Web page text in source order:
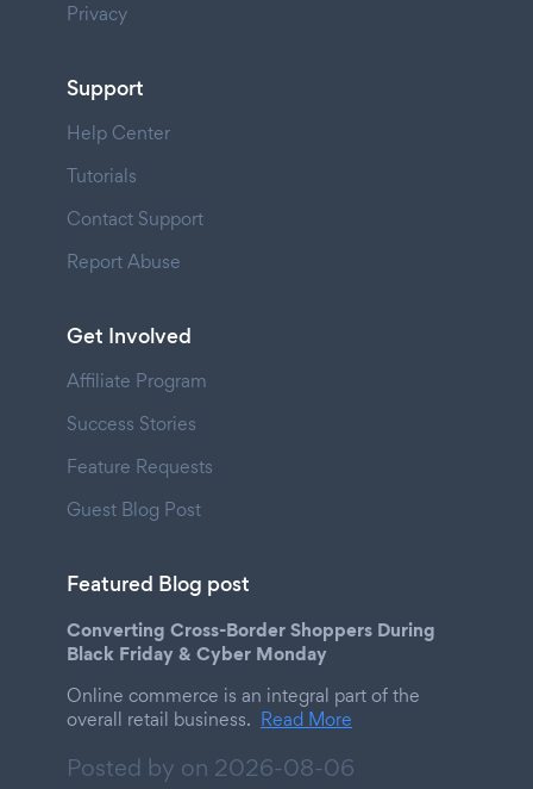
Privacy
Support
Help Center
Tutorials
Contact Support
Report Abuse
Get Involved
Affiliate Program
Success Stories
Feature Requests
Guest Blog Post
Featured Blog post
Converting Cross-Border Shoppers During
Black Friday & Cyber Monday
Online commerce is an integral part of the
overall retail business. Read More
Posted by on 2026-08-06